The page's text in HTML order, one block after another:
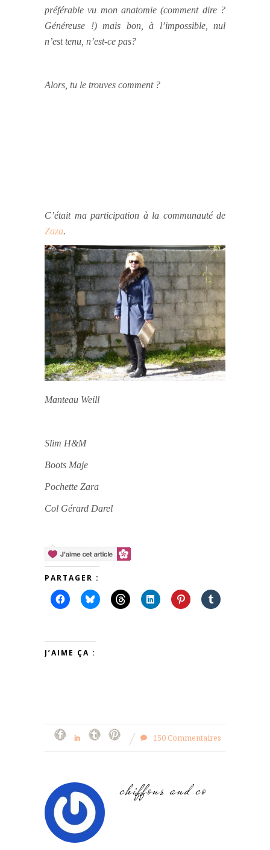
préférable vu mon anatomie (comment dire ?
Généreuse !) mais bon, à l’impossible, nul
n’est tenu, n’est-ce pas?
Alors, tu le trouves comment ?
C’était ma participation à la communauté de
Zaza.
Manteau Weill
Slim H&M
Boots Maje
Pochette Zara
Col Gérard Darel
PARTAGER :
J’AIME ÇA :
150 Commentaires
chiffons and co